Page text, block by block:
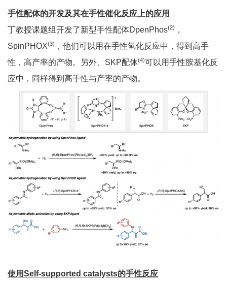
手性配体的开发及其在手性催化反应上的应用
丁教授课题组开发了新型手性配体DpenPhos(2)
，
SpinPHOX(3)
，他们可以用在手性氢化反应中，得到高手
性，高产率的产物。另外、SKP配体(4)可以用手性胺基化反
应中，同样得到高手性与产率的产物。
使用Self-supported catalysts的手性反应